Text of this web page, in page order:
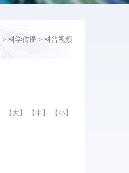
> 科学传播 > 科普视频
【 大 】 【 中 】 【 小 】